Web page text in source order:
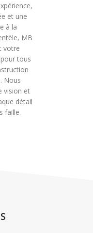
et une
à la
MB
votre
tous
Nous
vision et
détail
faille.